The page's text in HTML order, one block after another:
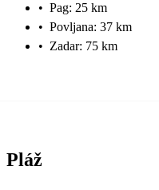
• Pag: 25 km
• Povljana: 37 km
• Zadar: 75 km
Pláž